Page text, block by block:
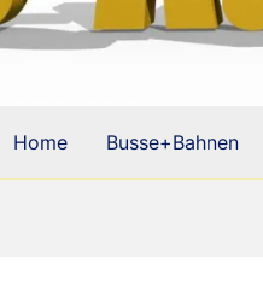
Home Busse+Bahnen